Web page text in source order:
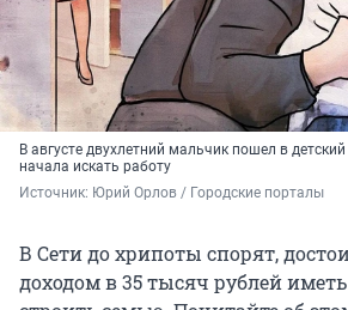
В августе двухлетний мальчик пошел в
начала искать работу
Источник: Юрий Орлов / Городские порталы
В Сети до хрипоты спорят,
доходом в 35 тысяч рублей